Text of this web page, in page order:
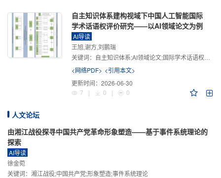
自主知识体系建构视域下中国人工智能国际
学术话语权评价研究——以AI领域论文为例
AI导读
王旭,谢方,刘鹏瑞
关键词： 自主知识体系;AI领域论文;国际学术话语权评价;学术影响力;学术感知力;学术传播力;学术引领力
<网络PDF> <引用本文>
更新时间： 2026-06-30
7
| 0 | 0
人文论坛
由湘江战役探寻中国共产党革命形象塑造——基于事件系统理论的
探索
AI导读
徐金菀
关键词： 湘江战役;中国共产党;形象塑造;事件系统理论